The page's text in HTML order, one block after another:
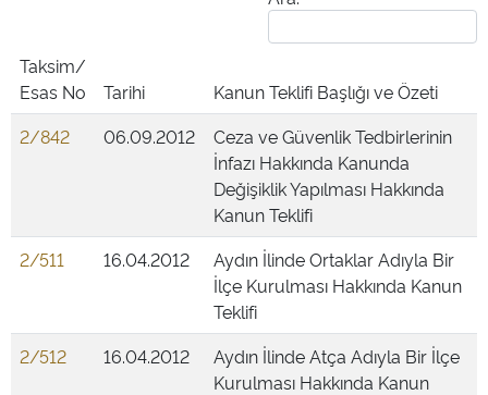
Taksim/
Esas No
Tarihi
Kanun Teklifi Başlığı ve Özeti
2/842
06.09.2012
Ceza ve Güvenlik Tedbirlerinin
İnfazı Hakkında Kanunda
Değişiklik Yapılması Hakkında
Kanun Teklifi
2/511
16.04.2012
Aydın İlinde Ortaklar Adıyla Bir
İlçe Kurulması Hakkında Kanun
Teklifi
2/512
16.04.2012
Aydın İlinde Atça Adıyla Bir İlçe
Kurulması Hakkında Kanun